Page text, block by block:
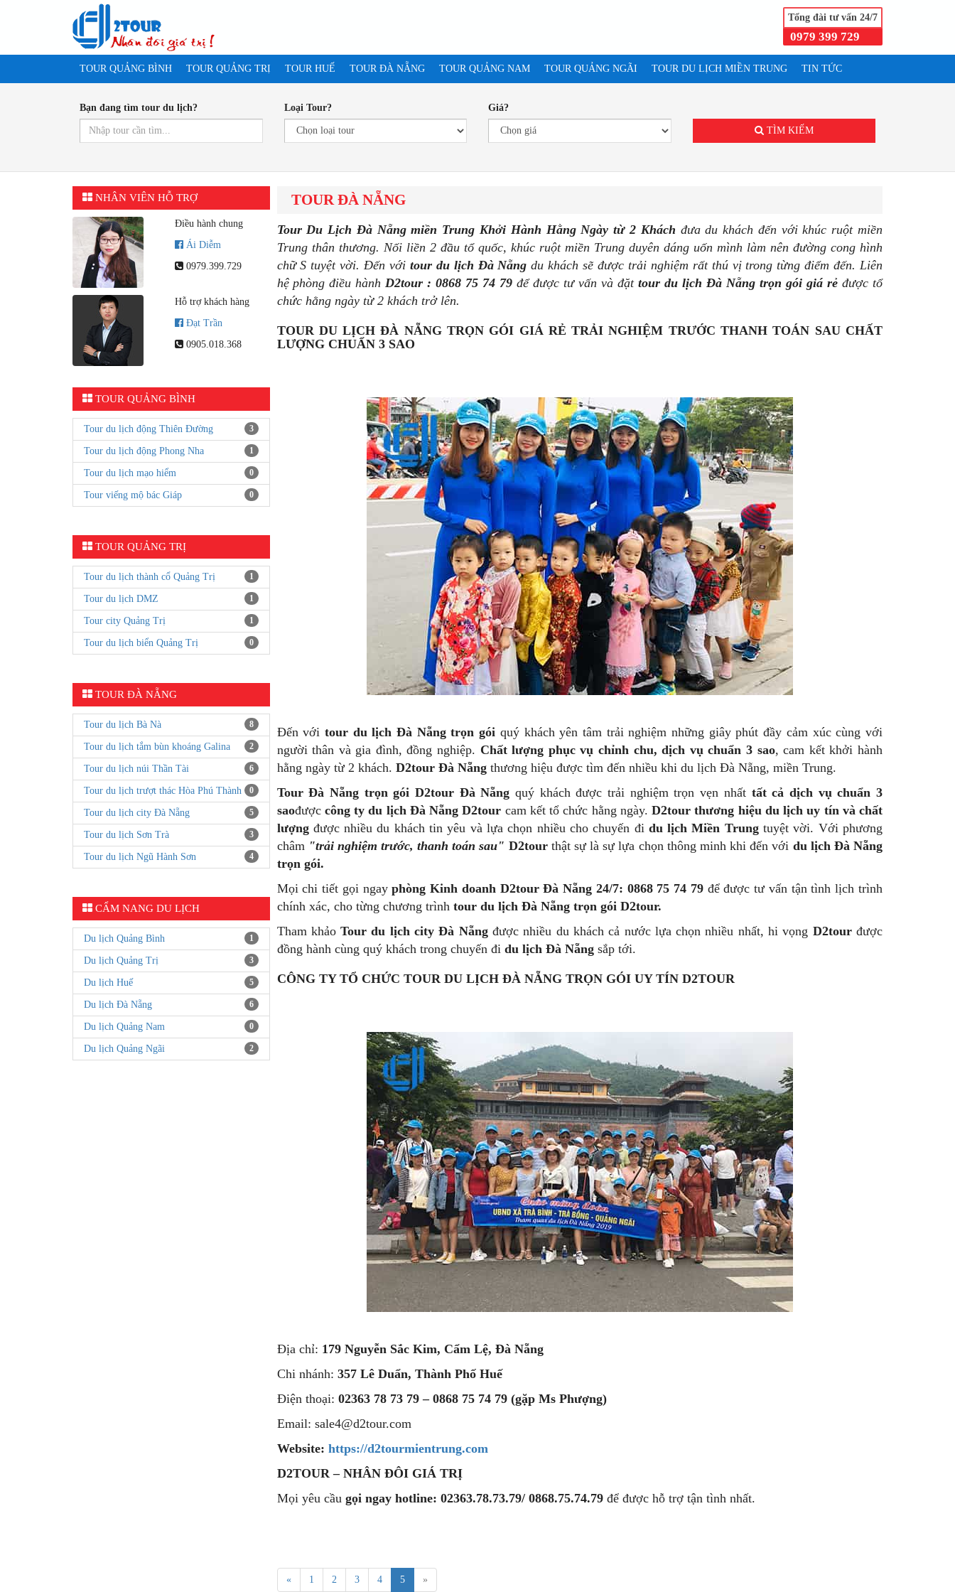
Tổng đài tư vấn 24/7
0979 399 729
TOUR QUẢNG BÌNH TOUR QUẢNG TRỊ TOUR HUẾ TOUR ĐÀ NẴNG TOUR QUẢNG NAM TOUR QUẢNG NGÃI TOUR DU LỊCH MIỀN TRUNG TIN TỨC
Bạn đang tìm tour du lịch? Loại Tour? Giá?
TÌM KIẾM
TOUR ĐÀ NẴNG
Tour Du Lịch Đà Nẵng miền Trung Khởi Hành Hằng Ngày từ 2 Khách đưa du khách đến với khúc ruột miền
Trung thân thương. Nối liền 2 đầu tổ quốc, khúc ruột miền Trung duyên dáng uốn mình làm nên đường cong hình
chữ S tuyệt vời. Đến với tour du lịch Đà Nẵng du khách sẽ được trải nghiệm rất thú vị trong từng điểm đến. Liên
hệ phòng điều hành D2tour : 0868 75 74 79 để được tư vấn và đặttour du lịch Đà Nẵng trọn gói giá rẻ được tổ
chức hằng ngày từ 2 khách trở lên.
TOUR DU LỊCH ĐÀ NẴNG TRỌN GÓI GIÁ RẺ TRẢI NGHIỆM TRƯỚC THANH TOÁN SAU CHẤT
LƯỢNG CHUẨN 3 SAO
Đến với tour du lịch Đà Nẵng trọn gói quý khách yên tâm trải nghiệm những giây phút đầy cảm xúc cùng với
người thân và gia đình, đồng nghiệp. Chất lượng phục vụ chỉnh chu, dịch vụ chuẩn 3 sao, cam kết khởi hành
hằng ngày từ 2 khách. D2tour Đà Nẵngthương hiệu được tìm đến nhiều khi du lịch Đà Nẵng, miền Trung.
Tour Đà Nẵng trọn gói D2tour Đà Nẵngquý khách được trải nghiệm trọn vẹn nhất tất cả dịch vụ chuẩn 3
saođược công ty du lịch Đà Nẵng D2tour cam kết tổ chức hằng ngày. D2tour thương hiệu du lịch uy tín và chất
lượngđược nhiều du khách tin yêu và lựa chọn nhiều cho chuyến đi du lịch Miền Trungtuyệt vời. Với phương
châm "trải nghiệm trước, thanh toán sau" D2tourthật sự là sự lựa chọn thông minh khi đến với du lịch Đà Nẵng
trọn gói.
Mọi chi tiết gọi ngayphòng Kinh doanh D2tour Đà Nẵng 24/7: 0868 75 74 79 để được tư vấn tận tình lịch trình
chính xác, cho từng chương trìnhtour du lịch Đà Nẵng trọn gói D2tour.
Tham khảoTour du lịch city Đà Nẵngđược nhiều du khách cả nước lựa chọn nhiều nhất, hi vọng D2tourđược
đồng hành cùng quý khách trong chuyến đi du lịch Đà Nẵngsắp tới.
CÔNG TY TỔ CHỨC TOUR DU LỊCH ĐÀ NẴNG TRỌN GÓI UY TÍN D2TOUR
Địa chỉ: 179 Nguyễn Sắc Kim, Cẩm Lệ, Đà Nẵng
Chi nhánh: 357 Lê Duẩn, Thành Phố Huế
Điện thoại: 02363 78 73 79 – 0868 75 74 79 (gặp Ms Phượng)
Email: sale4@d2tour.com
Website: https://d2tourmientrung.com
D2TOUR – NHÂN ĐÔI GIÁ TRỊ
Mọi yêu cầugọi ngay hotline: 02363.78.73.79/ 0868.75.74.79 để được hỗ trợ tận tình nhất.
« 1 2 3 4 5 »
NHÂN VIÊN HỖ TRỢ
Điều hành chung
Ái Diễm
0979.399.729
Hỗ trợ khách hàng
Đạt Trần
0905.018.368
TOUR QUẢNG BÌNH
Tour du lịch động Thiên Đường 3
Tour du lịch động Phong Nha 1
Tour du lịch mạo hiểm 0
Tour viếng mộ bác Giáp 0
TOUR QUẢNG TRỊ
Tour du lịch thành cổ Quảng Trị 1
Tour du lịch DMZ 1
Tour city Quảng Trị 1
Tour du lịch biển Quảng Trị 0
TOUR ĐÀ NẴNG
Tour du lịch Bà Nà 8
Tour du lịch tắm bùn khoáng Galina 2
Tour du lịch núi Thần Tài 6
Tour du lịch trượt thác Hòa Phú Thành 0
Tour du lịch city Đà Nẵng 5
Tour du lịch Sơn Trà 3
Tour du lịch Ngũ Hành Sơn 4
CẨM NANG DU LỊCH
Du lịch Quảng Bình 1
Du lịch Quảng Trị 3
Du lịch Huế 5
Du lịch Đà Nẵng 6
Du lịch Quảng Nam 0
Du lịch Quảng Ngãi 2